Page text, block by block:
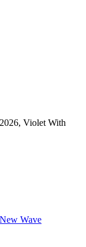
Violet With
Wave